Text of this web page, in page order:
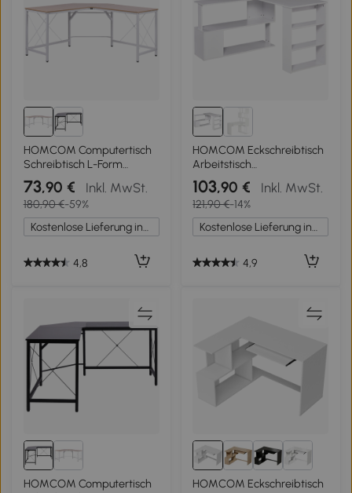
HOMCOM Computertisch
Schreibtisch L-Form
Arbeitstisch Bürotisch
Eckschreibtisch
Winkelschreibtisch MDF
Natur 150 x 150 x 76 cm
73,90 € Inkl. MwSt.
180,90 €-59%
Kostenlose Lieferung innerhalb Deutschlands
4,8
HOMCOM Eckschreibtisch
Arbeitstisch
Winkelschreibtisch
Computertisch Bürotisch
Regal L-Form 120 x 110 x
74,5 cm, I-Form 190 x 50 x
74,5 cm
103,90 € Inkl. MwSt.
121,90 €-14%
Kostenlose Lieferung innerhalb Deutschlands
4,9
HOMCOM Computertisch
HOMCOM Eckschreibtisch